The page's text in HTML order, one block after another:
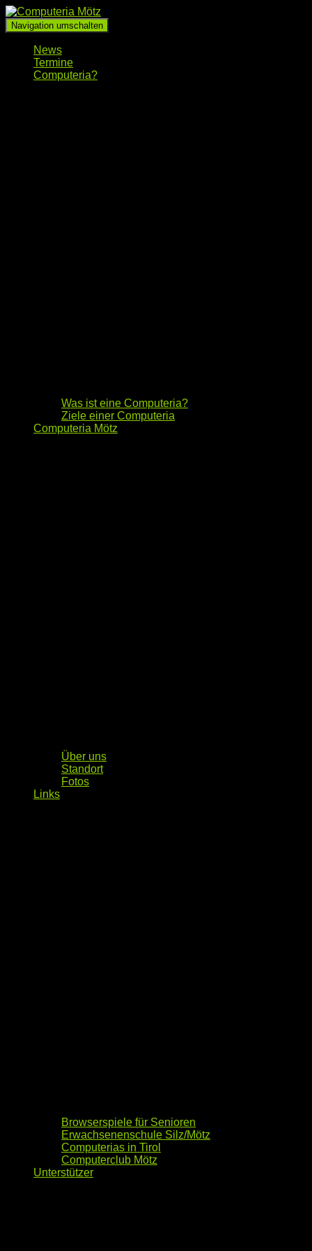
Navigation umschalten
News
Termine
Computeria?
Was ist eine Computeria?
Ziele einer Computeria
Computeria Mötz
Über uns
Standort
Fotos
Links
Browserspiele für Senioren
Erwachsenenschule Silz/Mötz
Computerias in Tirol
Computerclub Mötz
Unterstützer